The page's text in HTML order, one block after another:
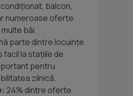
balcon,
numeroase oferte
băi.
parte dintre locuințe
la stațiile de
pentru
zilnică.
24% dintre oferte